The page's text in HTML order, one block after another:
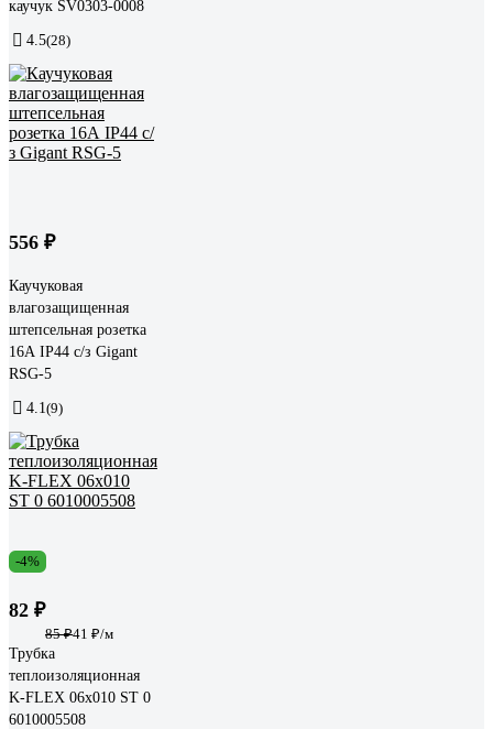
каучук SV0303-0008
4.5(28)
556 ₽
Каучуковая
влагозащищенная
штепсельная розетка
16А IP44 с/з Gigant
RSG-5
4.1 (9)
-4%
82 ₽
85 ₽41 ₽/м
Трубка
теплоизоляционная
K-FLEX 06x010 ST 0
6010005508